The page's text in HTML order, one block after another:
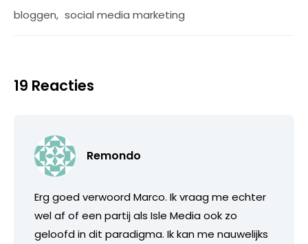
bloggen, social media marketing
19 Reacties
Remondo
Erg goed verwoord Marco. Ik vraag me echter
wel af of een partij als Isle Media ook zo
geloofd in dit paradigma. Ik kan me nauwelijks